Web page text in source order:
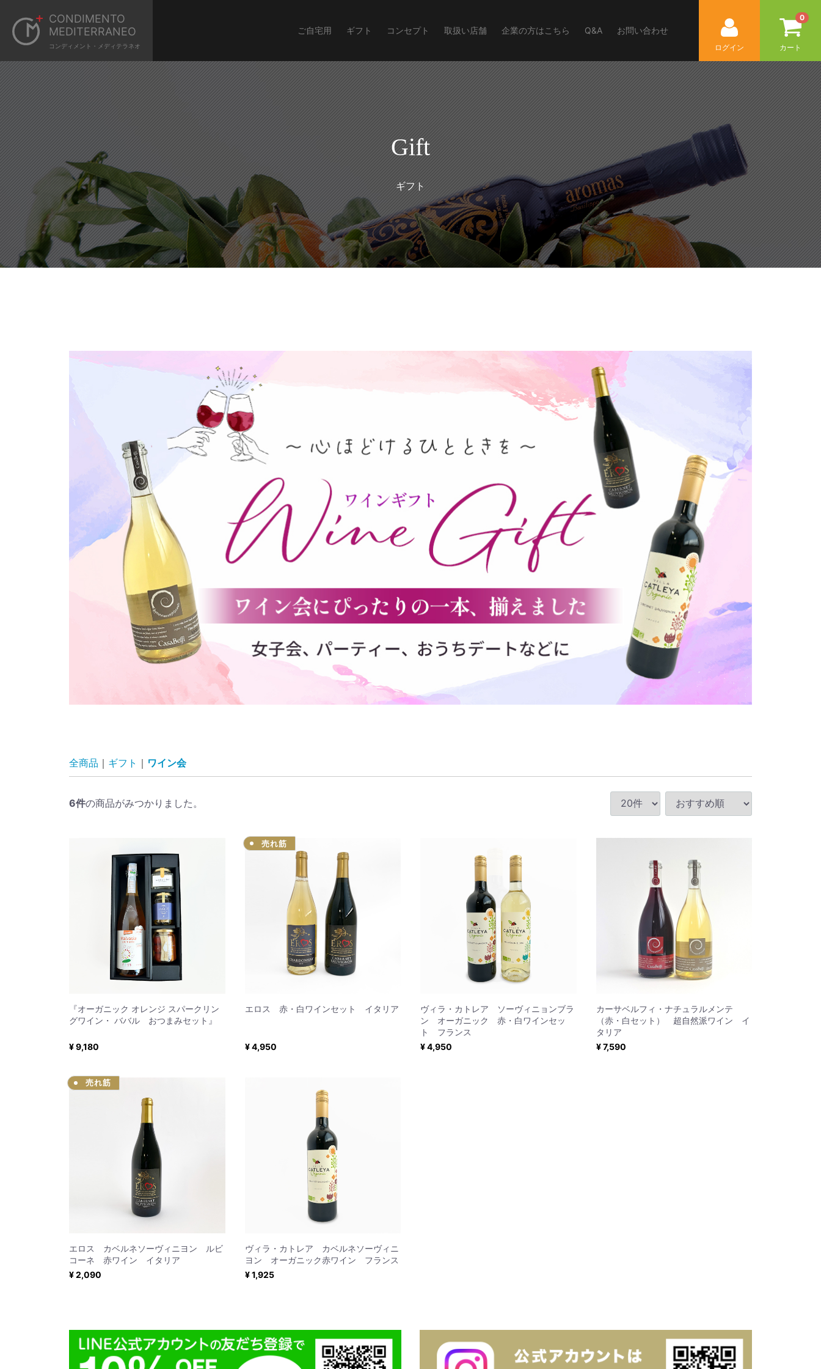
CONDIMENTO
MEDITERRANEO
コンディメント・メディテラネオ
ご自宅用 ギフト コンセプト 取扱い店舗 企業の方はこちら Q&A お問い合わせ
ログイン カート
0
Gift
ギフト
全商品 ギフト ワイン会
6件の商品がみつかりました。
『オーガニック オレンジ スパークリン
グワイン・ ババル おつまみセット』
¥ 9,180
売れ筋
エロス 赤・白ワインセット イタリア
¥ 4,950
ヴィラ・カトレア ソーヴィニョンブラ
ン オーガニック 赤・白ワインセッ
ト フランス
¥ 4,950
カーサベルフィ・ナチュラルメンテ
（赤・白セット） 超自然派ワイン イ
タリア
¥ 7,590
売れ筋
エロス カベルネソーヴィニヨン ルビ
コーネ 赤ワイン イタリア
¥ 2,090
ヴィラ・カトレア カベルネソーヴィニ
ヨン オーガニック赤ワイン フランス
¥ 1,925